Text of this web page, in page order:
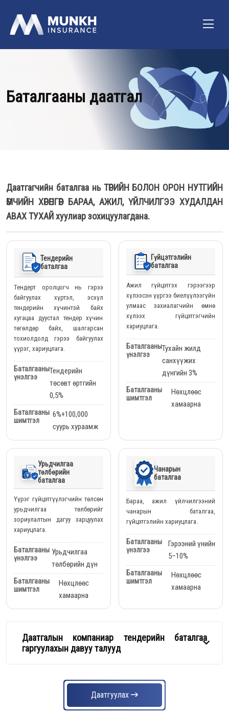
Баталгааны даатгал
Даатгагчийн баталгаа нь ТӨРИЙН БОЛОН ОРОН НУТГИЙН
ӨМЧИЙН ХӨРӨНГӨӨР БАРАА, АЖИЛ, ҮЙЛЧИЛГЭЭ ХУДАЛДАН
АВАХ ТУХАЙ хуулиар зохицуулагдана.
Тендерийн
баталгаа
Тендерт оролцогч нь гэрээ
байгуулах хүртэл, эсхүл
тендерийн хүчинтэй байх
хугацаа дуустал тендер хүчин
төгөлдөр байх, шалгарсан
тохиолдолд гэрээ байгуулах
үүрэг, хариуцлага.
Баталгааны
үнэлгээ
Тендерийн
төсөвт өртгийн
0,5%
Баталгааны
шимтгэл
6%+100,000
суурь хураамж
Гүйцэтгэлийн
баталгаа
Ажил гүйцэтгэх гэрээгээр
хүлээсэн үүргээ биелүүлээгүйн
улмаас захиалагчийн өмнө
хүлээх гүйцэтгэгчийн
хариуцлага.
Баталгааны
үнэлгээ
Тухайн жилд
санхүүжих
дүнгийн 3%
Баталгааны
шимтгэл
Нөхцлөөс
хамаарна
Урьдчилгаа
төлбөрийн
баталгаа
Үүрэг гүйцэтгүүлэгчийн төлсөн
урьдчилгаа төлбөрийг
зориулалтын дагуу зарцуулах
хариуцлага.
Баталгааны
үнэлгээ
Урьдчилгаа
төлбөрийн дүн
Баталгааны
шимтгэл
Нөхцлөөс
хамаарна
Чанарын
баталгаа
Бараа, ажил үйлчилгээний
чанарын баталгаа,
гүйцэтгэлийн хариуцлага.
Баталгааны
үнэлгээ
Гэрээний үнийн
5–10%
Баталгааны
шимтгэл
Нөхцлөөс
хамаарна
Даатгалын компаниар тендерийн баталгаа
гаргуулахын давуу талууд
Даатгуулах